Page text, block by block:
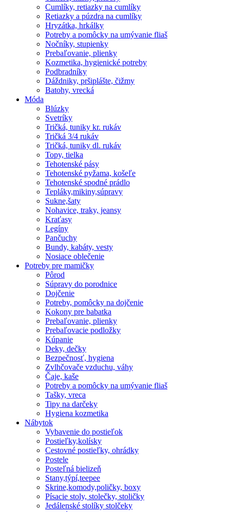
Cumlíky, retiazky na cumlíky
Retiazky a púzdra na cumlíky
Hryzátka, hrkálky
Potreby a pomôcky na umývanie fliaš
Nočníky, stupienky
Prebaľovanie, plienky
Kozmetika, hygienické potreby
Podbradníky
Dáždniky, pršiplášte, čižmy
Batohy, vrecká
Móda
Blúzky
Svetríky
Tričká, tuniky kr. rukáv
Tričká 3/4 rukáv
Tričká, tuniky dl. rukáv
Topy, tielka
Tehotenské pásy
Tehotenské pyžama, košeľe
Tehotenské spodné prádlo
Tepláky,mikiny,súpravy
Sukne,šaty
Nohavice, traky, jeansy
Kraťasy
Legíny
Pančuchy
Bundy, kabáty, vesty
Nosiace oblečenie
Potreby pre mamičky
Pôrod
Súpravy do porodnice
Dojčenie
Potreby, pomôcky na dojčenie
Kokony pre babatka
Prebaľovanie, plienky
Prebaľovacie podložky
Kúpanie
Deky, dečky
Bezpečnosť, hygiena
Zvlhčovače vzduchu, váhy
Čaje, kaše
Potreby a pomôcky na umývanie fliaš
Tašky, vreca
Tipy na darčeky
Hygiena kozmetika
Nábytok
Vybavenie do postieľok
Postieľky,kolísky
Cestovné postieľky, ohrádky
Postele
Posteľná bielizeň
Stany,týpí,teepee
Skrine,komody,poličky, boxy
Písacie stoly, stolečky, stoličky
Jedálenské stolíky stolčeky